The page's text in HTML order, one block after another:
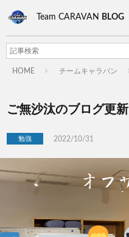
Team CARAVAN BLOG
HOME チームキャラバン
ご無沙汰のブログ更新
勉強 2022/10/31